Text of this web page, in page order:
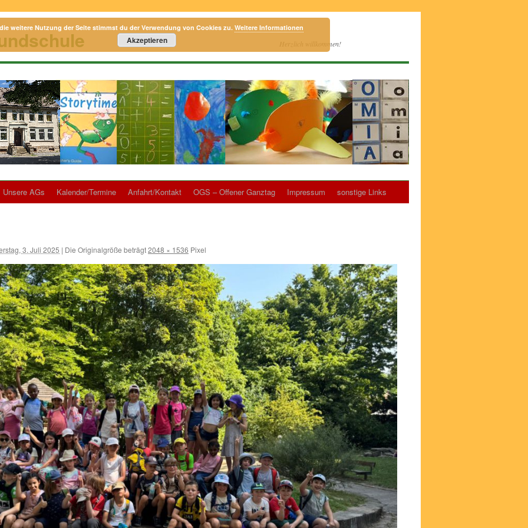
Herzlich willkommen!
Unsere AGs Kalender/Termine Anfahrt/Kontakt OGS – Offener Ganztag Impressum sonstige Links
3. Juli 2025 | Die Originalgröße beträgt2048 × 1536 Pixel
weitere Nutzung der Seite stimmst du der Verwendung von Cookies zu. Weitere Informationen
Akzeptieren